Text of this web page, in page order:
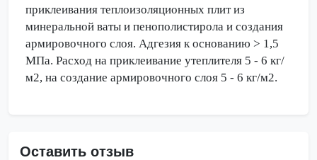
приклеивания теплоизоляционных плит из
минеральной ваты и пенополистирола и создания
армировочного слоя. Адгезия к основанию > 1,5
МПа. Расход на приклеивание утеплителя 5 - 6 кг/
м2, на создание армировочного слоя 5 - 6 кг/м2.
Оставить отзыв